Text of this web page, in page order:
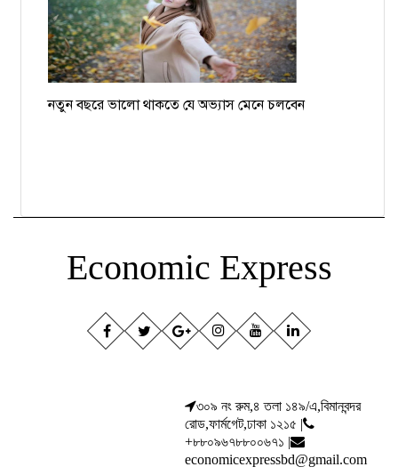
নতুন বছরে ভালো থাকতে যে অভ্যাস মেনে চলবেন
Economic Express
৩০৯ নং রুম,৪ তলা ১৪৯/এ,বিমানবন্দর
রোড,ফার্মগেট,ঢাকা ১২১৫ |
+৮৮০৯৬৭৮৮০০৬৭১ |
economicexpressbd@gmail.com